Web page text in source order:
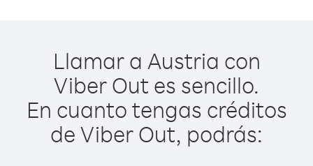
Llamar a Austria con
Viber Out es sencillo.
En cuanto tengas créditos
de Viber Out, podrás: